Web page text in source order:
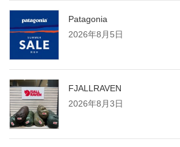
Patagonia
2026年8月5日
FJALLRAVEN
2026年8月3日